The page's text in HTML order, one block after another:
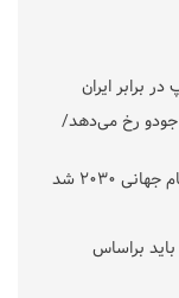
برابر ایران
جودو رخ می‌دهد/
۲۰۳۰ شد
باید براساس